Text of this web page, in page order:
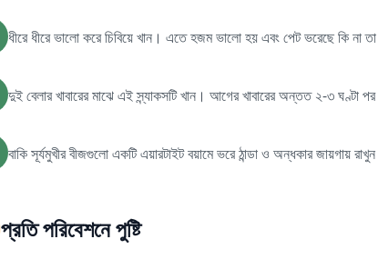
ধীরে ধীরে ভালো করে চিবিয়ে খান। এতে হজম ভালো হয় এবং পেট ভরেছে কি না
দুই বেলার খাবারের মাঝে এই স্ন্যাকসটি খান। আগের খাবারের অন্তত ২-৩ ঘণ্টা
বাকি সূর্যমুখীর বীজগুলো একটি এয়ারটাইট বয়ামে ভরে ঠান্ডা ও অন্ধকার জায়গায়
প্রতি পরিবেশনে পুষ্টি